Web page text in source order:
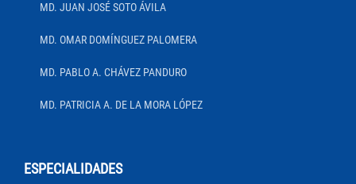
MD. JUAN JOSÉ SOTO ÁVILA
MD. OMAR DOMÍNGUEZ PALOMERA
MD. PABLO A. CHÁVEZ PANDURO
MD. PATRICIA A. DE LA MORA LÓPEZ
ESPECIALIDADES